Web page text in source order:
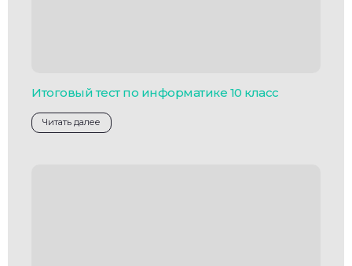
Итоговый тест по информатике 10 класс
Читать далее